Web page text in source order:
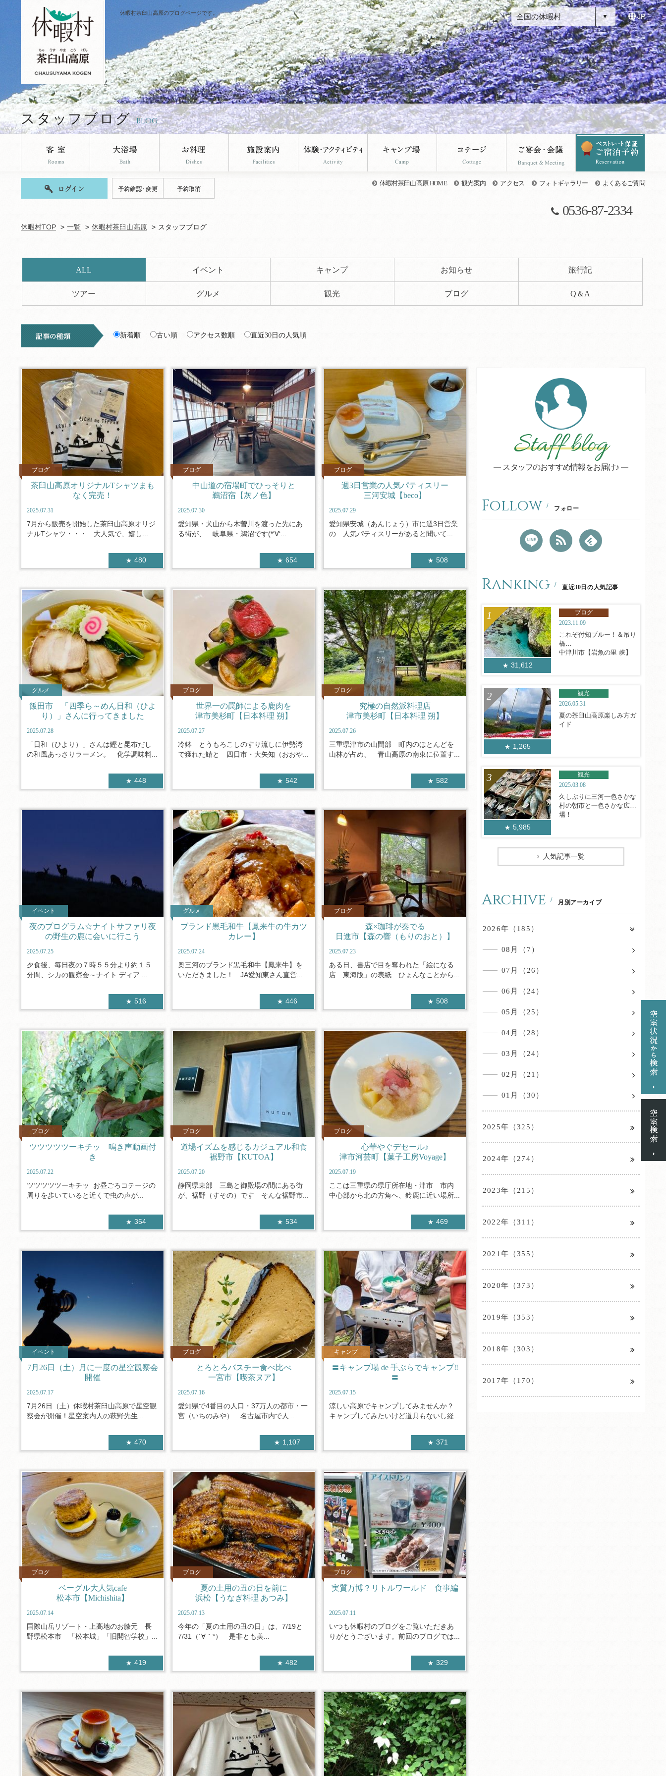
休暇村茶臼山高原のブログページです。 全国の休暇村 JP
スタッフブログ BLOG
休暇村茶臼山高原 HOME 観光案内 アクセス フォトギャラリー よくあるご質問
0536-87-2334
休暇村TOP 一覧 休暇村茶臼山高原 スタッフブログ
ALL イベント キャンプ お知らせ 旅行記
ツアー グルメ 観光 ブログ Q＆A
新着順 古い順 アクセス数順 直近30日の人気順
ブログ
茶臼山高原オリジナルTシャツまも
なく完売！
2025.07.31
7月から販売を開始した茶臼山高原オリジ
ナルTシャツ・・・ 大人気で、嬉し...
480
ブログ
中山道の宿場町でひっそりと
鵜沼宿【灰ノ色】
2025.07.30
愛知県・犬山から木曽川を渡った先にあ
る街が、 岐阜県・鵜沼です(*‘∀‘...
654
ブログ
週3日営業の人気パティスリー
三河安城【beco】
2025.07.29
愛知県安城（あんじょう）市に週3日営業
の 人気パティスリーがあると聞いて...
508
グルメ
飯田市 「四季ら～めん日和（ひよ
り）」さんに行ってきました
2025.07.28
「日和（ひより）」さんは鰹と昆布だし
の和風あっさりラーメン。 化学調味料...
448
ブログ
世界一の罠師による鹿肉を
津市美杉町【日本料理 朔】
2025.07.27
冷鉢 とうもろこしのすり流しに伊勢湾
で獲れた鰆と 四日市・大矢知（おおや...
542
ブログ
究極の自然派料理店
津市美杉町【日本料理 朔】
2025.07.26
三重県津市の山間部 町内のほとんどを
山林が占め、 青山高原の南東に位置す...
582
イベント
夜のプログラム☆ナイトサファリ夜
の野生の鹿に会いに行こう
2025.07.25
夕食後、毎日夜の７時５５分より約１５
分間、シカの観察会～ナイト ディア ...
516
グルメ
ブランド黒毛和牛【鳳来牛の牛カツ
カレー】
2025.07.24
奥三河のブランド黒毛和牛【鳳来牛】を
いただきました！ JA愛知東さん直営...
446
ブログ
森×珈琲が奏でる
日進市【森の響（もりのおと）】
2025.07.23
ある日、書店で目を奪われた「絵になる
店 東海版」の表紙 ひょんなことから...
508
ブログ
ツツツツツーキチッ 鳴き声動画付
き
2025.07.22
ツツツツツーキチッ お昼ごろコテージの
周りを歩いていると近くで虫の声が...
354
ブログ
道場イズムを感じるカジュアル和食
裾野市【KUTOA】
2025.07.20
静岡県東部 三島と御殿場の間にある街
が、裾野（すその）です そんな裾野市...
534
ブログ
心華やぐデセール♪
津市河芸町【菓子工房Voyage】
2025.07.19
ここは三重県の県庁所在地・津市 市内
中心部から北の方角へ、鈴鹿に近い場所...
469
イベント
7月26日（土）月に一度の星空観察会
開催
2025.07.17
7月26日（土）休暇村茶臼山高原で星空観
察会が開催！星空案内人の萩野先生...
470
ブログ
とろとろバスチー食べ比べ
一宮市【喫茶ヌア】
2025.07.16
愛知県で4番目の人口・37万人の都市・一
宮（いちのみや） 名古屋市内で人...
1,107
キャンプ
〓キャンプ場 de 手ぶらでキャンプ‼
〓
2025.07.15
涼しい高原でキャンプしてみませんか？
キャンプしてみたいけど道具もないし経...
371
ブログ
ベーグル大人気cafe
松本市【Michishita】
2025.07.14
国際山岳リゾート・上高地のお膝元 長
野県松本市 「松本城」「旧開智学校」...
419
ブログ
夏の土用の丑の日を前に
浜松【うなぎ料理 あつみ】
2025.07.13
今年の「夏の土用の丑の日」は、7/19と
7/31（´∀｀*） 是非とも美...
482
ブログ
実質万博？リトルワールド 食事編
2025.07.11
いつも休暇村のブログをご覧いただきあ
りがとうございます。前回のブログでは...
329
Staff blog
スタッフのおすすめ情報をお届け♪
Follow フォロー
Ranking 直近30日の人気記事
31,612
ブログ
2023.11.09
これぞ付知ブルー！＆吊り
橋
中津川市【岩魚の里 峡】
1,265
観光
2026.05.31
夏の茶臼山高原楽しみ方ガ
イド
5,985
観光
2025.03.08
久しぶりに三河一色さかな
村の朝市と一色さかな広
場！
人気記事一覧
Archive 月別アーカイブ
2026年（185）
08月（7）
07月（26）
06月（24）
05月（25）
04月（28）
03月（24）
02月（21）
01月（30）
2025年（325）
2024年（274）
2023年（215）
2022年（311）
2021年（355）
2020年（373）
2019年（353）
2018年（303）
2017年（170）